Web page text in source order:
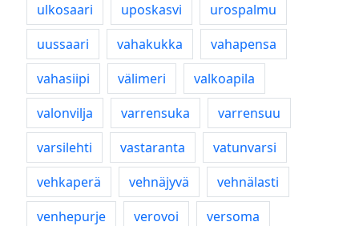
ulkosaari
uposkasvi
urospalmu
uussaari
vahakukka
vahapensa
vahasiipi
välimeri
valkoapila
valonvilja
varrensuka
varrensuu
varsilehti
vastaranta
vatunvarsi
vehkaperä
vehnäjyvä
vehnälasti
venhepurje
verovoi
versoma